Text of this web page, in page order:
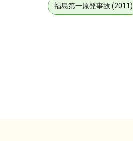
福島第一原発事故 (2011)